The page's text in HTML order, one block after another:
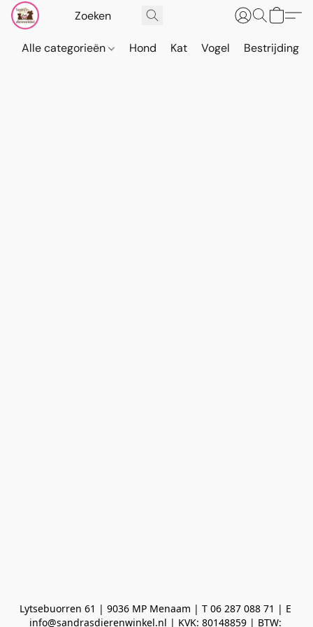
Alle categorieën Hond Kat Vogel Bestrijding
Lytsebuorren 61 | 9036 MP Menaam | T 06 287 088 71 | E
info@sandrasdierenwinkel.nl | KVK: 80148859 | BTW: